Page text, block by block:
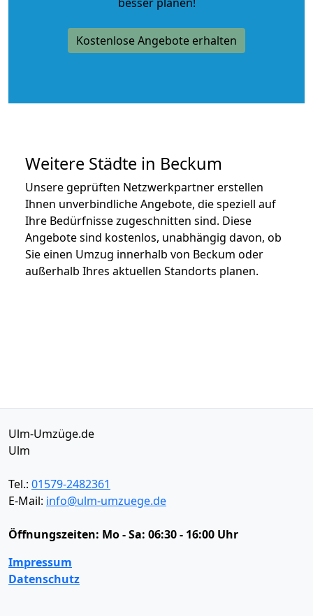
Kostenlose Angebote erhalten
Weitere Städte in Beckum
Unsere geprüften Netzwerkpartner erstellen
Ihnen unverbindliche Angebote, die speziell auf
Ihre Bedürfnisse zugeschnitten sind. Diese
Angebote sind kostenlos, unabhängig davon, ob
Sie einen Umzug innerhalb von Beckum oder
außerhalb Ihres aktuellen Standorts planen.
Ulm-Umzüge.de
Ulm
Tel.: 01579-2482361
E-Mail: info@ulm-umzuege.de
Öffnungszeiten: Mo - Sa: 06:30 - 16:00 Uhr
Impressum
Datenschutz